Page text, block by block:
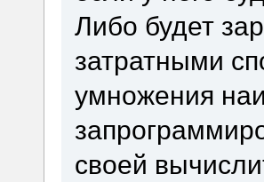
Либо будет
затратными
умножения
своей